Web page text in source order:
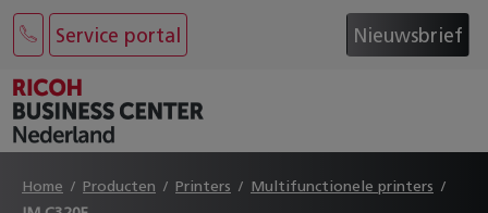
Service portal Nieuwsbrief
Home Producten Printers
Multifunctionele printers